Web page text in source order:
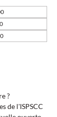
?
de l'ISPSCC